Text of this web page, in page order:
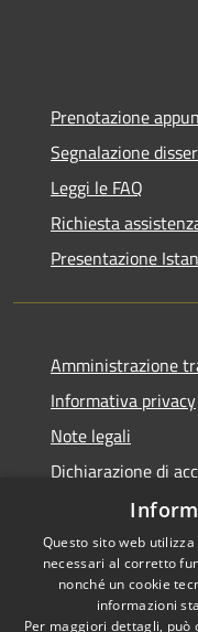
Prenotazione
Segnalazione
Leggi le FAQ
Richiesta
Presentazione
Amministrazione
Informativa privacy
Note legali
Dichiarazione di
Accessibilità
Questo sito web
necessari al corretto
nonché un cookie
informazioni
Per maggiori dettagli, può